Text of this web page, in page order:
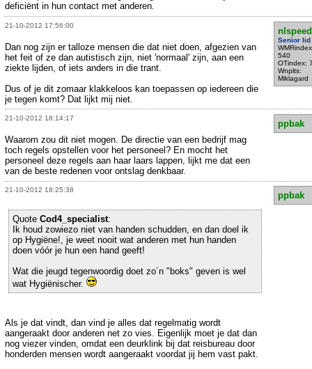
deficiënt in hun contact met anderen.
21-10-2012 17:56:00
nlspeed
Senior lid
540
OTindex:
Wnplts:
Miklagard
Dan nog zijn er talloze mensen die dat niet doen, afgezien van
het feit of ze dan autistisch zijn, niet 'normaal' zijn, aan een
ziekte lijden, of iets anders in die trant.
Dus of je dit zomaar klakkeloos kan toepassen op iedereen die
je tegen komt? Dat lijkt mij niet.
21-10-2012 18:14:17
ppbak
Waarom zou dit niet mogen. De directie van een bedrijf mag
toch regels opstellen voor het personeel? En mocht het
personeel deze regels aan haar laars lappen, lijkt me dat een
van de beste redenen voor ontslag denkbaar.
21-10-2012 18:25:38
ppbak
Quote Cod4_specialist:
Ik houd zowiezo niet van handen schudden, en dan doel ik
op Hygiëne!, je weet nooit wat anderen met hun handen
doen vóór je hun een hand geeft!
Wat die jeugd tegenwoordig doet zo´n "boks" geven is wel
wat Hygiënischer.
Als je dat vindt, dan vind je alles dat regelmatig wordt
aangeraakt door anderen net zo vies. Eigenlijk moet je dat dan
nog viezer vinden, omdat een deurklink bij dat reisbureau door
honderden mensen wordt aangeraakt voordat jij hem vast pakt.